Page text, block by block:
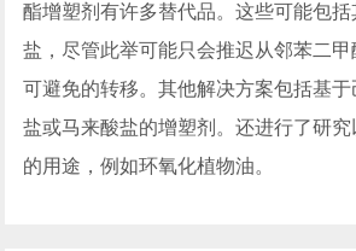
酯增塑剂有许多替代品。这些可能包
盐，尽管此举可能只会推迟从邻苯二
可避免的转移。其他解决方案包括基
盐或马来酸盐的增塑剂。还进行了研究
的用途，例如环氧化植物油。